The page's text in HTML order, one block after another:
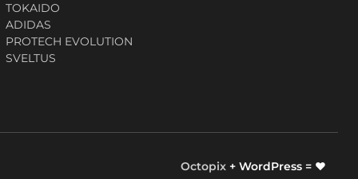
TOKAIDO
ADIDAS
PROTECH EVOLUTION
SVELTUS
Octopix+ WordPress = ❤